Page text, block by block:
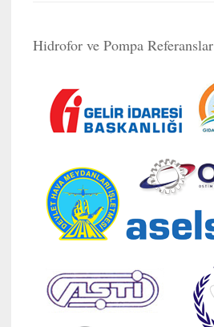
Hidrofor ve Pompa Referanslar